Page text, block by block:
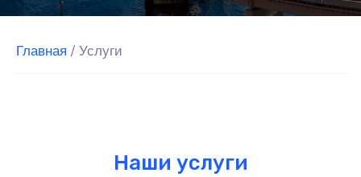
Главная / Услуги
Наши услуги